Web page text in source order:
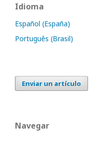
Idioma
Español (España)
Português (Brasil)
Enviar un artículo
Navegar